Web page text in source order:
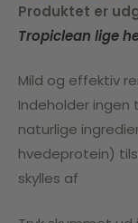
Produktet er
Tropiclean lige
Mild og effektiv
Indeholder
naturlige
hvedeprotein)
skylles af